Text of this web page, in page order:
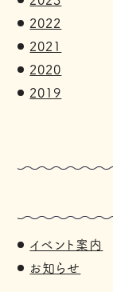
2022
2021
2020
2019
イベント案内
お知らせ